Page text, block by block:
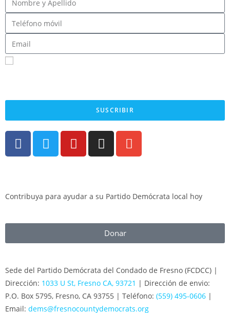
SUSCRIBIR
Contribuya para ayudar a su Partido Demócrata local hoy
Donar
Sede del Partido Demócrata del Condado de Fresno (FCDCC) |
Dirección: 1033 U St, Fresno CA, 93721 | Dirección de envio:
P.O. Box 5795, Fresno, CA 93755 | Teléfono: (559) 495-0606 |
Email: dems@fresnocountydemocrats.org